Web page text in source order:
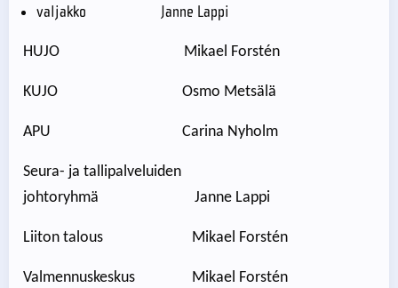
valjakko Janne Lappi
HUJO Mikael Forstén
KUJO Osmo Metsälä
APU Carina Nyholm
Seura- ja tallipalveluiden
johtoryhmä Janne Lappi
Liiton talous Mikael Forstén
Valmennuskeskus Mikael Forstén